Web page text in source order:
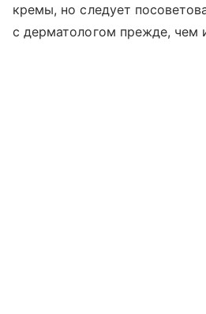
кремы, но следует
с дерматологом прежде, чем